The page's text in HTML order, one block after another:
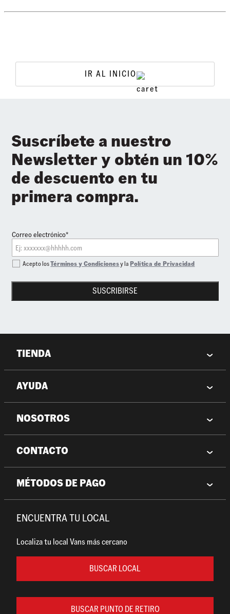
IR AL INICIO
Suscríbete a nuestro
Newsletter y obtén un 10%
de descuento en tu
primera compra.
Correo electrónico*
SUSCRIBIRSE
Acepto losTérminos y Condicionesy laPolítica de Privacidad
TIENDA
AYUDA
NOSOTROS
CONTACTO
MÉTODOS DE PAGO
ENCUENTRA TU LOCAL
Localiza tu local Vans más cercano
BUSCAR LOCAL
BUSCAR PUNTO DE RETIRO